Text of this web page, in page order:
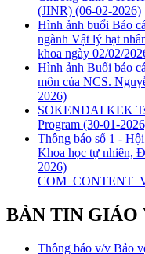
(JINR) (06-02-2026)
Hình ảnh buổi Báo
ngành Vật lý hạt
khoa ngày 02/02/
Hình ảnh Buổi báo
môn của NCS.
2026)
SOKENDAI KEK
Program (30-01-
Thông báo số 1 -
Khoa học tự nhiên,
2026)
BẢN TIN GIÁO
Thông báo v/v Bảo